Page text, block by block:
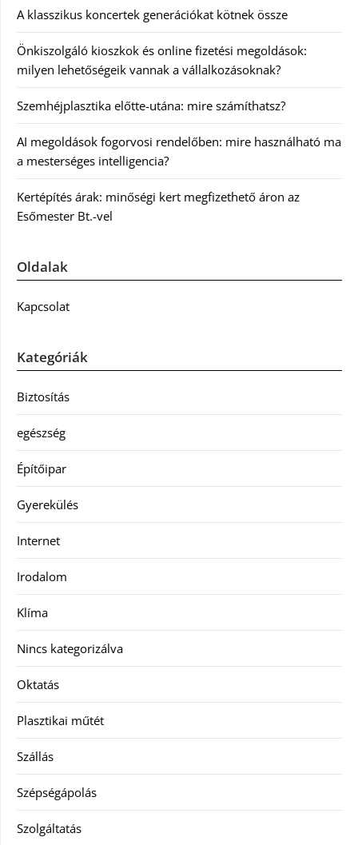
A klasszikus koncertek generációkat kötnek össze
Önkiszolgáló kioszkok és online fizetési megoldások:
milyen lehetőségeik vannak a vállalkozásoknak?
Szemhéjplasztika előtte-utána: mire számíthatsz?
AI megoldások fogorvosi rendelőben: mire használható ma
a mesterséges intelligencia?
Kertépítés árak: minőségi kert megfizethető áron az
Esőmester Bt.-vel
Oldalak
Kapcsolat
Kategóriák
Biztosítás
egészség
Építőipar
Gyerekülés
Internet
Irodalom
Klíma
Nincs kategorizálva
Oktatás
Plasztikai műtét
Szállás
Szépségápolás
Szolgáltatás